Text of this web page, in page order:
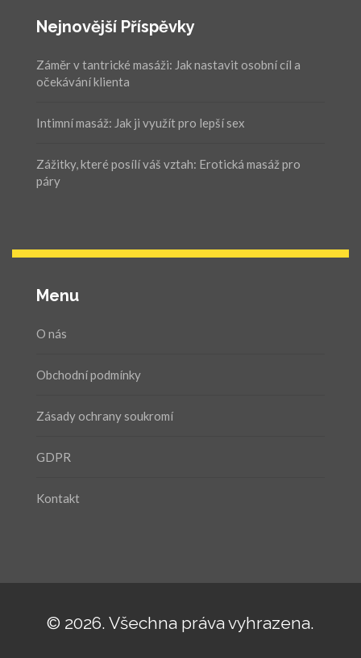
Nejnovější Příspěvky
Záměr v tantrické masáži: Jak nastavit osobní cíl a
očekávání klienta
Intimní masáž: Jak ji využít pro lepší sex
Zážitky, které posílí váš vztah: Erotická masáž pro
páry
Menu
O nás
Obchodní podmínky
Zásady ochrany soukromí
GDPR
Kontakt
© 2026. Všechna práva vyhrazena.